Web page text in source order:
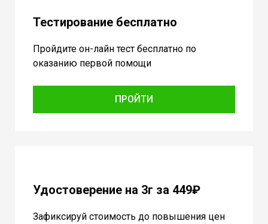
Тестирование бесплатно
Пройдите он-лайн тест бесплатно по
оказанию первой помощи
ПРОЙТИ
Удостоверение на 3г за 449₽
Зафиксируй стоимость до повышения цен